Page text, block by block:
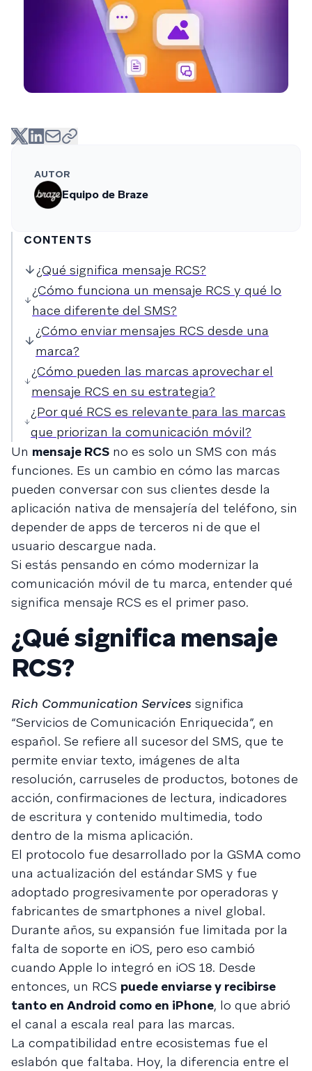
AUTOR
Equipo de Braze
CONTENTS
¿Qué significa mensaje RCS?
¿Cómo funciona un mensaje RCS y qué lo
hace diferente del SMS?
¿Cómo enviar mensajes RCS desde una
marca?
¿Cómo pueden las marcas aprovechar el
mensaje RCS en su estrategia?
¿Por qué RCS es relevante para las marcas
que priorizan la comunicación móvil?
Un mensaje RCS no es solo un SMS con más
funciones. Es un cambio en cómo las marcas
pueden conversar con sus clientes desde la
aplicación nativa de mensajería del teléfono, sin
depender de apps de terceros ni de que el
usuario descargue nada.
Si estás pensando en cómo modernizar la
comunicación móvil de tu marca, entender qué
significa mensaje RCS es el primer paso.
¿Qué significa mensaje
RCS?
Rich Communication Services significa
“Servicios de Comunicación Enriquecida”, en
español. Se refiere all sucesor del SMS, que te
permite enviar texto, imágenes de alta
resolución, carruseles de productos, botones de
acción, confirmaciones de lectura, indicadores
de escritura y contenido multimedia, todo
dentro de la misma aplicación.
El protocolo fue desarrollado por la GSMA como
una actualización del estándar SMS y fue
adoptado progresivamente por operadoras y
fabricantes de smartphones a nivel global.
Durante años, su expansión fue limitada por la
falta de soporte en iOS, pero eso cambió
cuando Apple lo integró en iOS 18. Desde
entonces, un RCS puede enviarse y recibirse
tanto en Android como en iPhone, lo que abrió
el canal a escala real para las marcas.
La compatibilidad entre ecosistemas fue el
eslabón que faltaba. Hoy, la diferencia entre el